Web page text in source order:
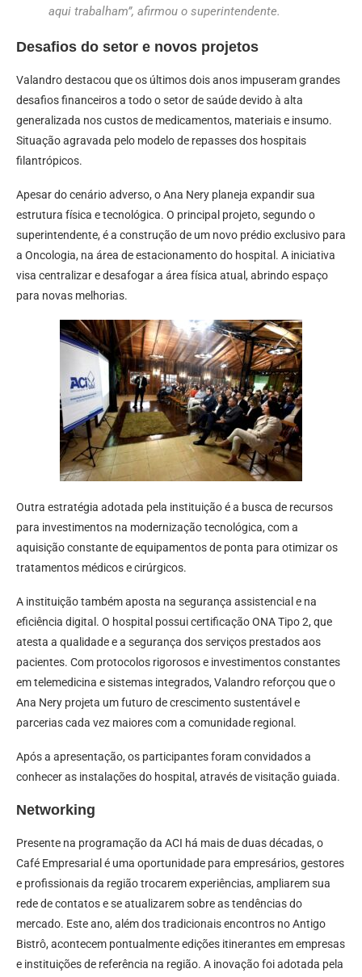
aqui trabalham”, afirmou o superintendente.
Desafios do setor e novos projetos
Valandro destacou que os últimos dois anos impuseram grandes
desafios financeiros a todo o setor de saúde devido à alta
generalizada nos custos de medicamentos, materiais e insumo.
Situação agravada pelo modelo de repasses dos hospitais
filantrópicos.
Apesar do cenário adverso, o Ana Nery planeja expandir sua
estrutura física e tecnológica. O principal projeto, segundo o
superintendente, é a construção de um novo prédio exclusivo para
a Oncologia, na área de estacionamento do hospital. A iniciativa
visa centralizar e desafogar a área física atual, abrindo espaço
para novas melhorias.
Outra estratégia adotada pela instituição é a busca de recursos
para investimentos na modernização tecnológica, com a
aquisição constante de equipamentos de ponta para otimizar os
tratamentos médicos e cirúrgicos.
A instituição também aposta na segurança assistencial e na
eficiência digital. O hospital possui certificação ONA Tipo 2, que
atesta a qualidade e a segurança dos serviços prestados aos
pacientes. Com protocolos rigorosos e investimentos constantes
em telemedicina e sistemas integrados, Valandro reforçou que o
Ana Nery projeta um futuro de crescimento sustentável e
parcerias cada vez maiores com a comunidade regional.
Após a apresentação, os participantes foram convidados a
conhecer as instalações do hospital, através de visitação guiada.
Networking
Presente na programação da ACI há mais de duas décadas, o
Café Empresarial é uma oportunidade para empresários, gestores
e profissionais da região trocarem experiências, ampliarem sua
rede de contatos e se atualizarem sobre as tendências do
mercado. Este ano, além dos tradicionais encontros no Antigo
Bistrô, acontecem pontualmente edições itinerantes em empresas
e instituições de referência na região. A inovação foi adotada pela